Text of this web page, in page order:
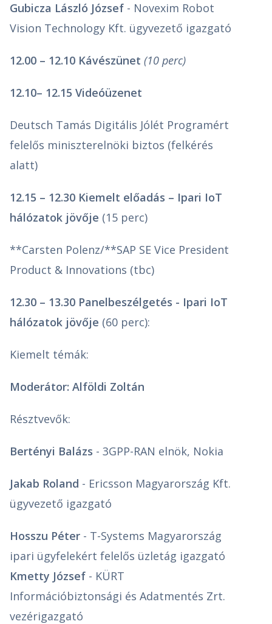
Gubicza László József - Novexim Robot
Vision Technology Kft. ügyvezető igazgató
12.00 – 12.10 Kávészünet (10 perc)
12.10– 12.15 Videóüzenet
Deutsch Tamás Digitális Jólét Programért
felelős miniszterelnöki biztos (felkérés
alatt)
12.15 – 12.30 Kiemelt előadás – Ipari IoT
hálózatok jövője (15 perc)
**Carsten Polenz/**SAP SE Vice President
Product & Innovations (tbc)
12.30 – 13.30 Panelbeszélgetés - Ipari IoT
hálózatok jövője (60 perc):
Kiemelt témák:
Moderátor: Alföldi Zoltán
Résztvevők:
Bertényi Balázs - 3GPP-RAN elnök, Nokia
Jakab Roland - Ericsson Magyarország Kft.
ügyvezető igazgató
Hosszu Péter - T-Systems Magyarország
ipari ügyfelekért felelős üzletág igazgató
Kmetty József - KÜRT
Információbiztonsági és Adatmentés Zrt.
vezérigazgató